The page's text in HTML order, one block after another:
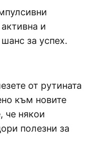
и
за успех.
от рутината
към новите
че някои
полезни за